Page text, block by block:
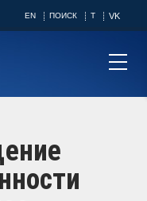
EN ПОИСК T VK